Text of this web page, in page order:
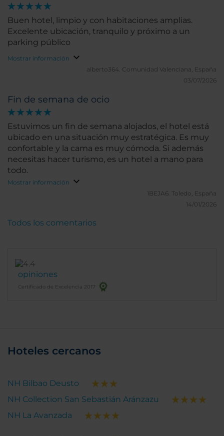
Buen hotel, limpio y con habitaciones amplias.
Excelente ubicación, tranquilo y próximo a un
parking público
Mostrar información
alberto364. Comunidad Valenciana, España
03/07/2026
Fin de semana de ocio
Estuvimos un fin de semana alojados, el hotel está
ubicado en una situación muy estratégica. Es muy
confortable y la cama es muy cómoda. Si además
necesitas hacer turismo, es un hotel a mano para
todo.
Mostrar información
1BEJA6. Toledo, España
14/01/2026
opiniones
Certificado de Excelencia 2017
Todos los comentarios
Hoteles cercanos
NH Bilbao Deusto
NH Collection San Sebastián Aránzazu
NH La Avanzada